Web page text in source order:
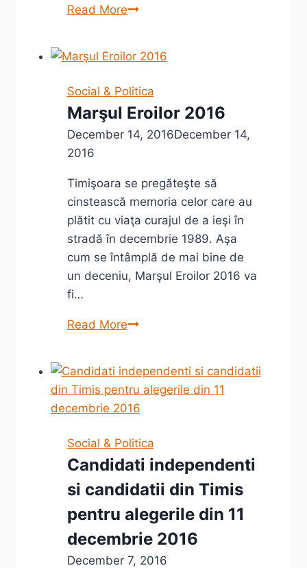
Read MoreCultura
Dragoş
Aligică
la
Alternativa
Social & Politica
Marşul Eroilor 2016
December 14, 2016December 14,
2016
Timişoara se pregăteşte să
cinstească memoria celor care au
plătit cu viaţa curajul de a ieşi în
stradă în decembrie 1989. Aşa
cum se întâmplă de mai bine de
un deceniu, Marşul Eroilor 2016 va
fi…
Read MoreMarşul
Social & Politica
Candidati independenti
si candidatii din Timis
pentru alegerile din 11
decembrie 2016
December 7, 2016